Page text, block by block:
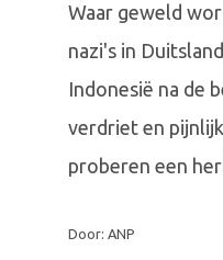
Waar geweld
nazi's in
Indonesië na de
verdriet en
proberen een
Door: ANP